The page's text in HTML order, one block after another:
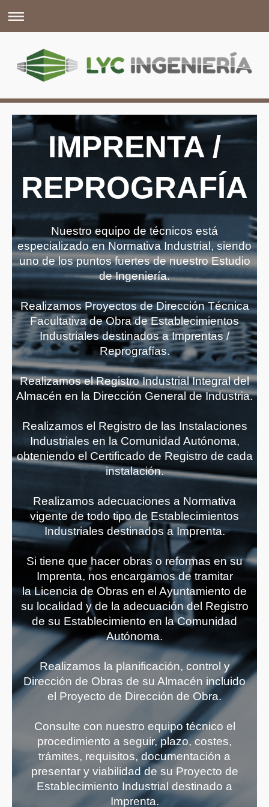
IMPRENTA /
REPROGRAFÍA
Nuestro equipo de técnicos está
especializado en Normativa Industrial, siendo
uno de los puntos fuertes de nuestro Estudio
de Ingeniería.
Realizamos Proyectos de Dirección Técnica
Facultativa de Obra de Establecimientos
Industriales destinados a Imprentas /
Reprografías.
Realizamos el Registro Industrial Integral del
Almacén en la Dirección General de Industria.
Realizamos el Registro de las Instalaciones
Industriales en la Comunidad Autónoma,
obteniendo el Certificado de Registro de cada
instalación.
Realizamos adecuaciones a Normativa
vigente de todo tipo de Establecimientos
Industriales destinados a Imprenta.
Si tiene que hacer obras o reformas en su
Imprenta, nos encargamos de tramitar
la Licencia de Obras en el Ayuntamiento de
su localidad y de la adecuación del Registro
de su Establecimiento en la Comunidad
Autónoma.
Realizamos la planificación, control y
Dirección de Obras de su Almacén incluido
el Proyecto de Dirección de Obra.
Consulte con nuestro equipo técnico el
procedimiento a seguir, plazo, costes,
trámites, requisitos, documentación a
presentar y viabilidad de su Proyecto de
Establecimiento Industrial destinado a
Imprenta.